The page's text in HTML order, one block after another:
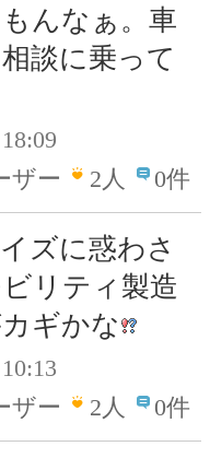
んなぁ。車
談に乗って
ザー
2人 0件
ズに惑わさ
リティ製造
ギかな
ザー
2人 0件